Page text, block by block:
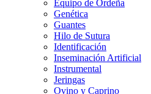
Equipo de Ordeña
Genética
Guantes
Hilo de Sutura
Identificación
Inseminación Artificial
Instrumental
Jeringas
Ovino y Caprino